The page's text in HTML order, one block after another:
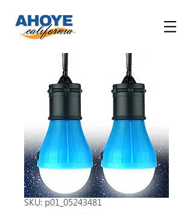
SKU: p01_05243481